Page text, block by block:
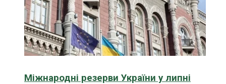
Міжнародні резерви України у липні